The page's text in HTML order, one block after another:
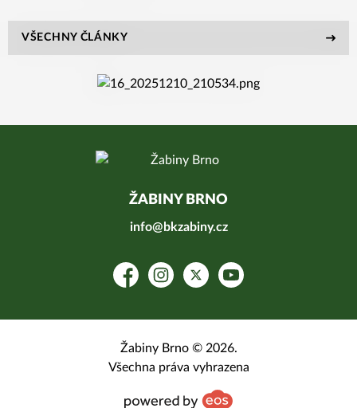
VŠECHNY ČLÁNKY
ŽABINY BRNO
info@bkzabiny.cz
FacebookInstagramPlatform X
YouTube
Žabiny Brno © 2026.
Všechna práva vyhrazena